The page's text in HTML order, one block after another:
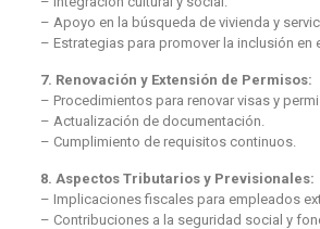
– Apoyo en la búsqueda de vivienda y
– Estrategias para promover la inclusión en
7. Renovación y Extensión de Permisos:
– Procedimientos para renovar visas y
– Actualización de documentación.
– Cumplimiento de requisitos continuos.
8. Aspectos Tributarios y Previsionales:
– Implicaciones fiscales para empleados
– Contribuciones a la seguridad social y